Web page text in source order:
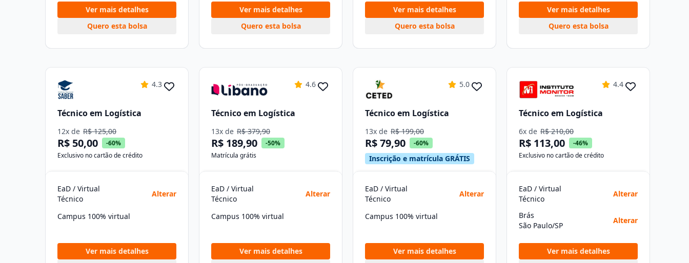
Ver mais detalhes
Quero esta bolsa
Ver mais detalhes
Quero esta bolsa
Ver mais detalhes
Quero esta bolsa
Ver mais detalhes
Quero esta bolsa
4.3
Técnico em Logística
12x de R$ 125,00
R$ 50,00
-60%
Exclusivo no cartão de crédito
EaD / Virtual
Técnico
Alterar
Campus 100% virtual
Ver mais detalhes
4.6
Técnico em Logística
13x de R$ 379,90
R$ 189,90
-50%
Matrícula grátis
EaD / Virtual
Técnico
Alterar
Campus 100% virtual
Ver mais detalhes
5.0
Técnico em Logística
13x de R$ 199,00
R$ 79,90 -60%
Inscrição e matrícula GRÁTIS
EaD / Virtual
Técnico
Alterar
Campus 100% virtual
Ver mais detalhes
4.4
Técnico em Logística
6x de R$ 210,00
R$ 113,00
-46%
Exclusivo no cartão de crédito
EaD / Virtual
Técnico
Alterar
Brás
São Paulo/SP
Alterar
Ver mais detalhes